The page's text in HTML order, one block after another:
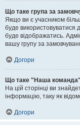
Що таке група за
Якщо ви є учасником
буде використовуватися
буде відображатись.
вашу групу за
Догори
Що таке "Наша
На цій сторінці ви
інформацію, таку як
Догори